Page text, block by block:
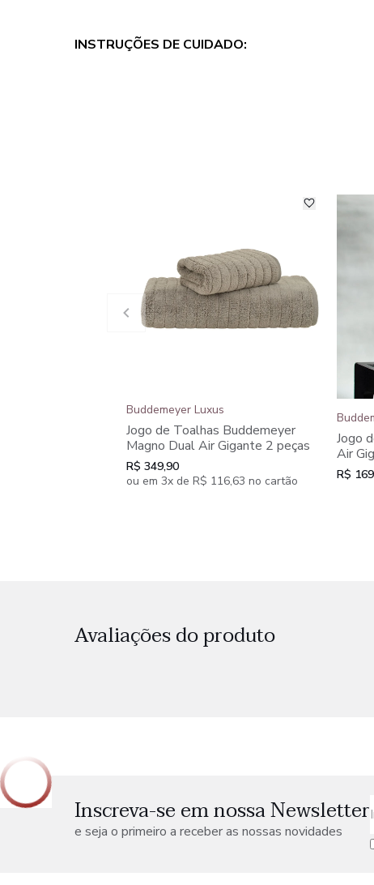
INSTRUÇÕES DE CUIDADO:
Buddemeyer Luxus
Jogo de Toalhas Buddemeyer
Magno Dual Air Gigante 2 peças
R$ 349,90
ou em 3x de R$ 116,63 no cartão
Jogo
Air
R$
Avaliações do produto
Inscreva-se em nossa Newsletter
e seja o primeiro a receber as nossas novidades